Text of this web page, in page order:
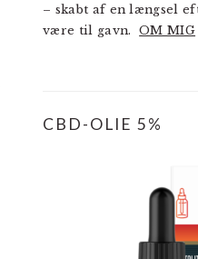
– skabt af en længsel
være til gavn.OM MIG
CBD-OLIE 5%